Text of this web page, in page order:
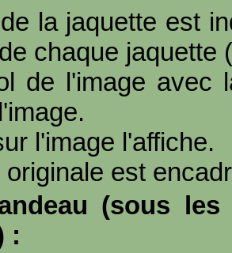
la jaquette est
chaque jaquette (
de l'image avec
l'image l'affiche.
originale est
(sous
: